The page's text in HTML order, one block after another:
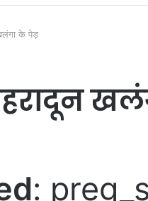
के पेड़
: